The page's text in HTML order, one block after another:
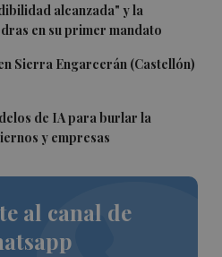
alcanzada" y la
en su primer mandato
Sierra Engarcerán (Castellón)
de IA para burlar la
y empresas
al canal de